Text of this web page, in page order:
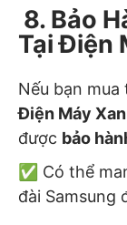
8. Bảo
Tại Điện
Nếu bạn
Điện Máy
được bảo
✅ Có thể
đài Samsung